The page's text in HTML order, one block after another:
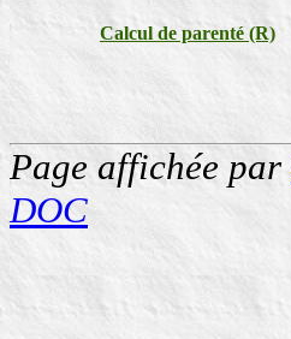
Calcul de parenté (R)
Page affichée par
DOC